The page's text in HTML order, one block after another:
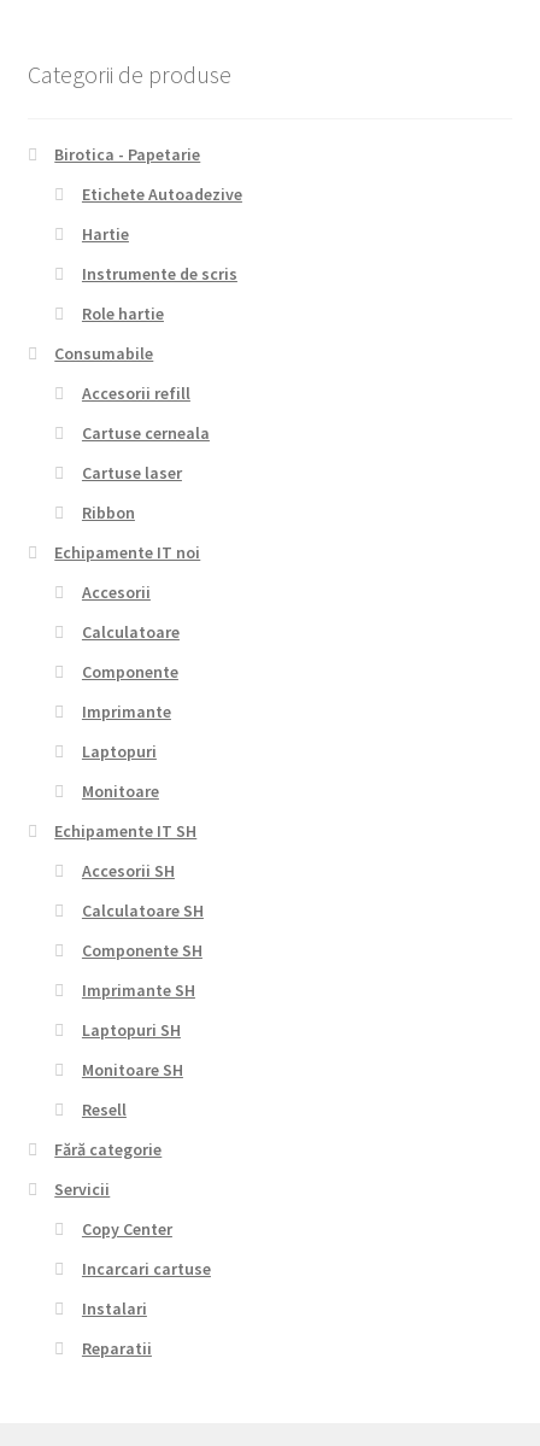
Categorii de produse
Birotica - Papetarie
Etichete Autoadezive
Hartie
Instrumente de scris
Role hartie
Consumabile
Accesorii refill
Cartuse cerneala
Cartuse laser
Ribbon
Echipamente IT noi
Accesorii
Calculatoare
Componente
Imprimante
Laptopuri
Monitoare
Echipamente IT SH
Accesorii SH
Calculatoare SH
Componente SH
Imprimante SH
Laptopuri SH
Monitoare SH
Resell
Fără categorie
Servicii
Copy Center
Incarcari cartuse
Instalari
Reparatii